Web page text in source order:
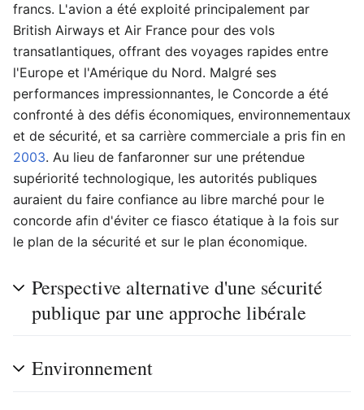
francs. L'avion a été exploité principalement par
British Airways et Air France pour des vols
transatlantiques, offrant des voyages rapides entre
l'Europe et l'Amérique du Nord. Malgré ses
performances impressionnantes, le Concorde a été
confronté à des défis économiques, environnementaux
et de sécurité, et sa carrière commerciale a pris fin en
2003. Au lieu de fanfaronner sur une prétendue
supériorité technologique, les autorités publiques
auraient du faire confiance au libre marché pour le
concorde afin d'éviter ce fiasco étatique à la fois sur
le plan de la sécurité et sur le plan économique.
Perspective alternative d'une sécurité
publique par une approche libérale
Environnement